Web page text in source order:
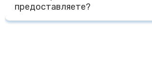
агрессивных моющих средств, срок
несколько лет. При промышленной
предоставляете?
Мы предоставляем сертификаты на